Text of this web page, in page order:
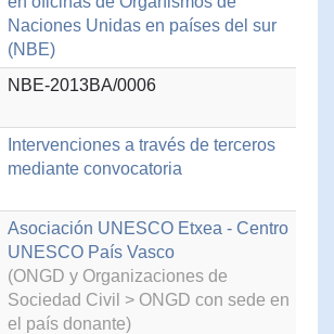
Naciones Unidas en países del sur
(NBE)
NBE-2013BA/0006
Intervenciones a través de terceros
mediante convocatoria
Asociación UNESCO Etxea - Centro
UNESCO País Vasco
(ONGD y Organizaciones de
Sociedad Civil > ONGD con sede en
el país donante)